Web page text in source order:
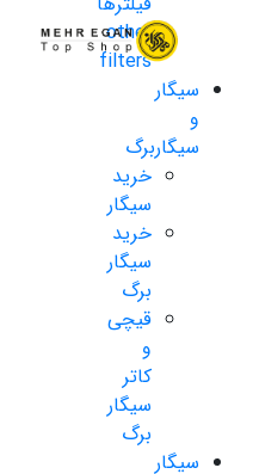
other
filters
سیگار
و
سیگاربرگ
خرید
سیگار
خرید
سیگار
برگ
قیچی
و
کاتر
سیگار
برگ
سیگار